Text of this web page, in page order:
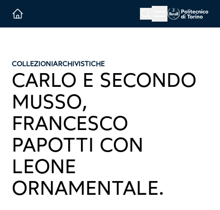
Menu button
COLLEZIONIARCHIVISTICHE
CARLO E SECONDO
MUSSO,
FRANCESCO
PAPOTTI CON
LEONE
ORNAMENTALE.